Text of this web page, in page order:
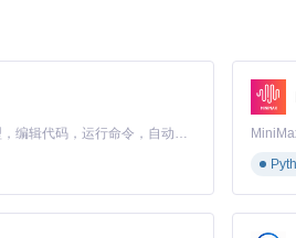
新游戏仅支持Xbox控制器输入。通过
Claude Code 的开源替代方案。连接任意大模型，编辑代码，运行命令，自动验证 — 全自动执行。用 Rust 构建，极致性能。 ｜ An open-source alternative to Claude Code. Connect any LLM, edit code, run commands, and verify changes — autonomously. Built in Rust for speed. Get Started